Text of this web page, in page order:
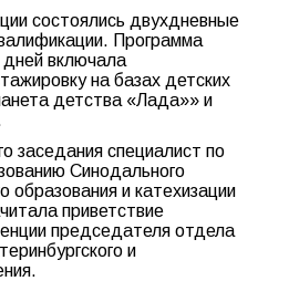
состоялись двухдневные
Программа
включала
на базах детских
детства «Лада»» и
заседания специалист по
Синодального
образования и катехизации
приветствие
председателя отдела
и